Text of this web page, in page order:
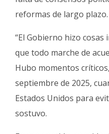
reformas de largo plazo.
“El Gobierno hizo
que todo marche de
Hubo momentos
septiembre de 2025,
Estados Unidos para
sostuvo.